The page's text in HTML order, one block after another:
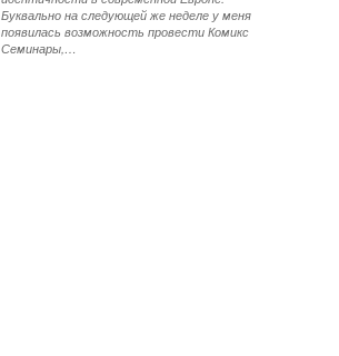
Буквально на следующей же неделе у меня
появилась возможность провести Комикс
Семинары,…